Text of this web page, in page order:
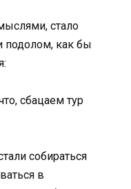
стало
подолом, как бы
сбацаем тур
собираться
в